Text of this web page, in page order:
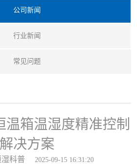
公司新闻
行业新闻
常见问题
温箱温湿度精准控制
解决方案
科普 2025-09-15 16:31:20